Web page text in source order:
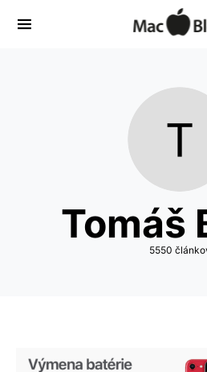
Tomáš
5550